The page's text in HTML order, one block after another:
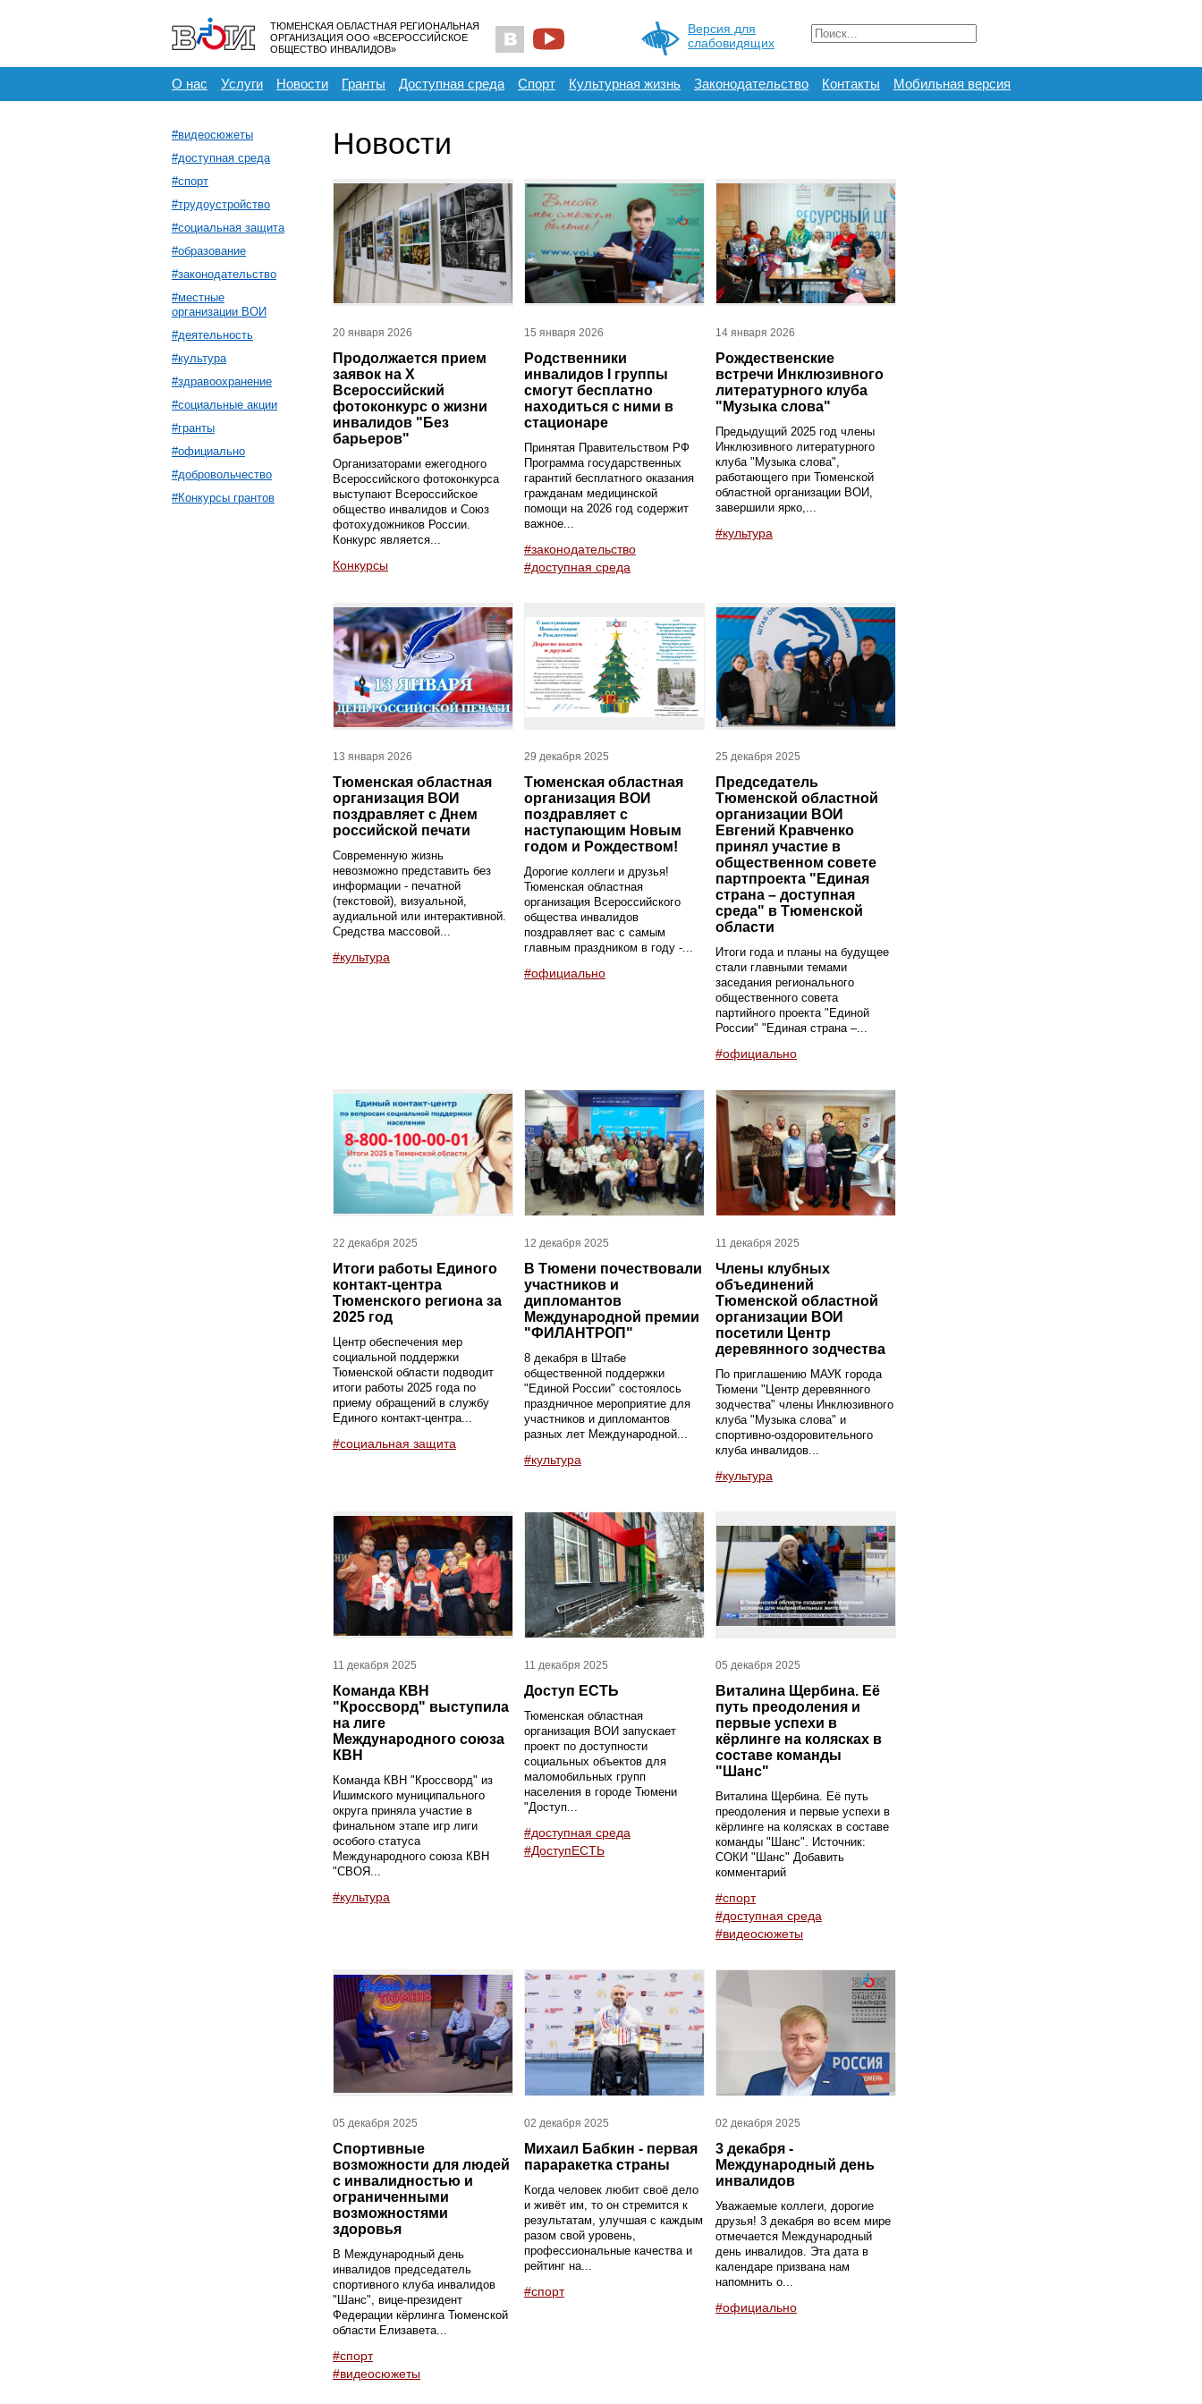
ТЮМЕНСКАЯ ОБЛАСТНАЯ РЕГИОНАЛЬНАЯ
ОРГАНИЗАЦИЯ ООО «ВСЕРОССИЙСКОЕ
ОБЩЕСТВО ИНВАЛИДОВ»
Версия для
слабовидящих
О нас Услуги Новости Гранты Доступная среда Спорт Культурная жизнь Законодательство Контакты Мобильная версия
#видеосюжеты
#доступная среда
#спорт
#трудоустройство
#социальная защита
#образование
#законодательство
#местные
организации ВОИ
#деятельность
#культура
#здравоохранение
#социальные акции
#гранты
#официально
#добровольчество
#Конкурсы грантов
Новости
20 января 2026
Продолжается прием
заявок на Х
Всероссийский
фотоконкурс о жизни
инвалидов "Без
барьеров"
Организаторами ежегодного
Всероссийского фотоконкурса
выступают Всероссийское
общество инвалидов и Союз
фотохудожников России.
Конкурс является...
Конкурсы
15 января 2026
Родственники
инвалидов I группы
смогут бесплатно
находиться с ними в
стационаре
Принятая Правительством РФ
Программа государственных
гарантий бесплатного оказания
гражданам медицинской
помощи на 2026 год содержит
важное...
#законодательство
#доступная среда
14 января 2026
Рождественские
встречи Инклюзивного
литературного клуба
"Музыка слова"
Предыдущий 2025 год члены
Инклюзивного литературного
клуба "Музыка слова",
работающего при Тюменской
областной организации ВОИ,
завершили ярко,...
#культура
13 января 2026
Тюменская областная
организация ВОИ
поздравляет с Днем
российской печати
Современную жизнь
невозможно представить без
информации - печатной
(текстовой), визуальной,
аудиальной или интерактивной.
Средства массовой...
#культура
29 декабря 2025
Тюменская областная
организация ВОИ
поздравляет с
наступающим Новым
годом и Рождеством!
Дорогие коллеги и друзья!
Тюменская областная
организация Всероссийского
общества инвалидов
поздравляет вас с самым
главным праздником в году -...
#официально
25 декабря 2025
Председатель
Тюменской областной
организации ВОИ
Евгений Кравченко
принял участие в
общественном совете
партпроекта "Единая
страна – доступная
среда" в Тюменской
области
Итоги года и планы на будущее
стали главными темами
заседания регионального
общественного совета
партийного проекта "Единой
России" "Единая страна –...
#официально
22 декабря 2025
Итоги работы Единого
контакт-центра
Тюменского региона за
2025 год
Центр обеспечения мер
социальной поддержки
Тюменской области подводит
итоги работы 2025 года по
приему обращений в службу
Единого контакт-центра...
#социальная защита
12 декабря 2025
В Тюмени почествовали
участников и
дипломантов
Международной премии
"ФИЛАНТРОП"
8 декабря в Штабе
общественной поддержки
"Единой России" состоялось
праздничное мероприятие для
участников и дипломантов
разных лет Международной...
#культура
11 декабря 2025
Члены клубных
объединений
Тюменской областной
организации ВОИ
посетили Центр
деревянного зодчества
По приглашению МАУК города
Тюмени "Центр деревянного
зодчества" члены Инклюзивного
клуба "Музыка слова" и
спортивно-оздоровительного
клуба инвалидов...
#культура
11 декабря 2025
Команда КВН
"Кроссворд" выступила
на лиге
Международного союза
КВН
Команда КВН "Кроссворд" из
Ишимского муниципального
округа приняла участие в
финальном этапе игр лиги
особого статуса
Международного союза КВН
"СВОЯ...
#культура
11 декабря 2025
Доступ ЕСТЬ
Тюменская областная
организация ВОИ запускает
проект по доступности
социальных объектов для
маломобильных групп
населения в городе Тюмени
"Доступ...
#доступная среда
#ДоступЕСТЬ
05 декабря 2025
Виталина Щербина. Её
путь преодоления и
первые успехи в
кёрлинге на колясках в
составе команды
"Шанс"
Виталина Щербина. Её путь
преодоления и первые успехи в
кёрлинге на колясках в составе
команды "Шанс". Источник:
СОКИ "Шанс" Добавить
комментарий
#спорт
#доступная среда
#видеосюжеты
05 декабря 2025
Спортивные
возможности для людей
с инвалидностью и
ограниченными
возможностями
здоровья
В Международный день
инвалидов председатель
спортивного клуба инвалидов
"Шанс", вице-президент
Федерации кёрлинга Тюменской
области Елизавета...
#спорт
#видеосюжеты
02 декабря 2025
Михаил Бабкин - первая
параракетка страны
Когда человек любит своё дело
и живёт им, то он стремится к
результатам, улучшая с каждым
разом свой уровень,
профессиональные качества и
рейтинг на...
#спорт
02 декабря 2025
3 декабря -
Международный день
инвалидов
Уважаемые коллеги, дорогие
друзья! 3 декабря во всем мире
отмечается Международный
день инвалидов. Эта дата в
календаре призвана нам
напомнить о...
#официально